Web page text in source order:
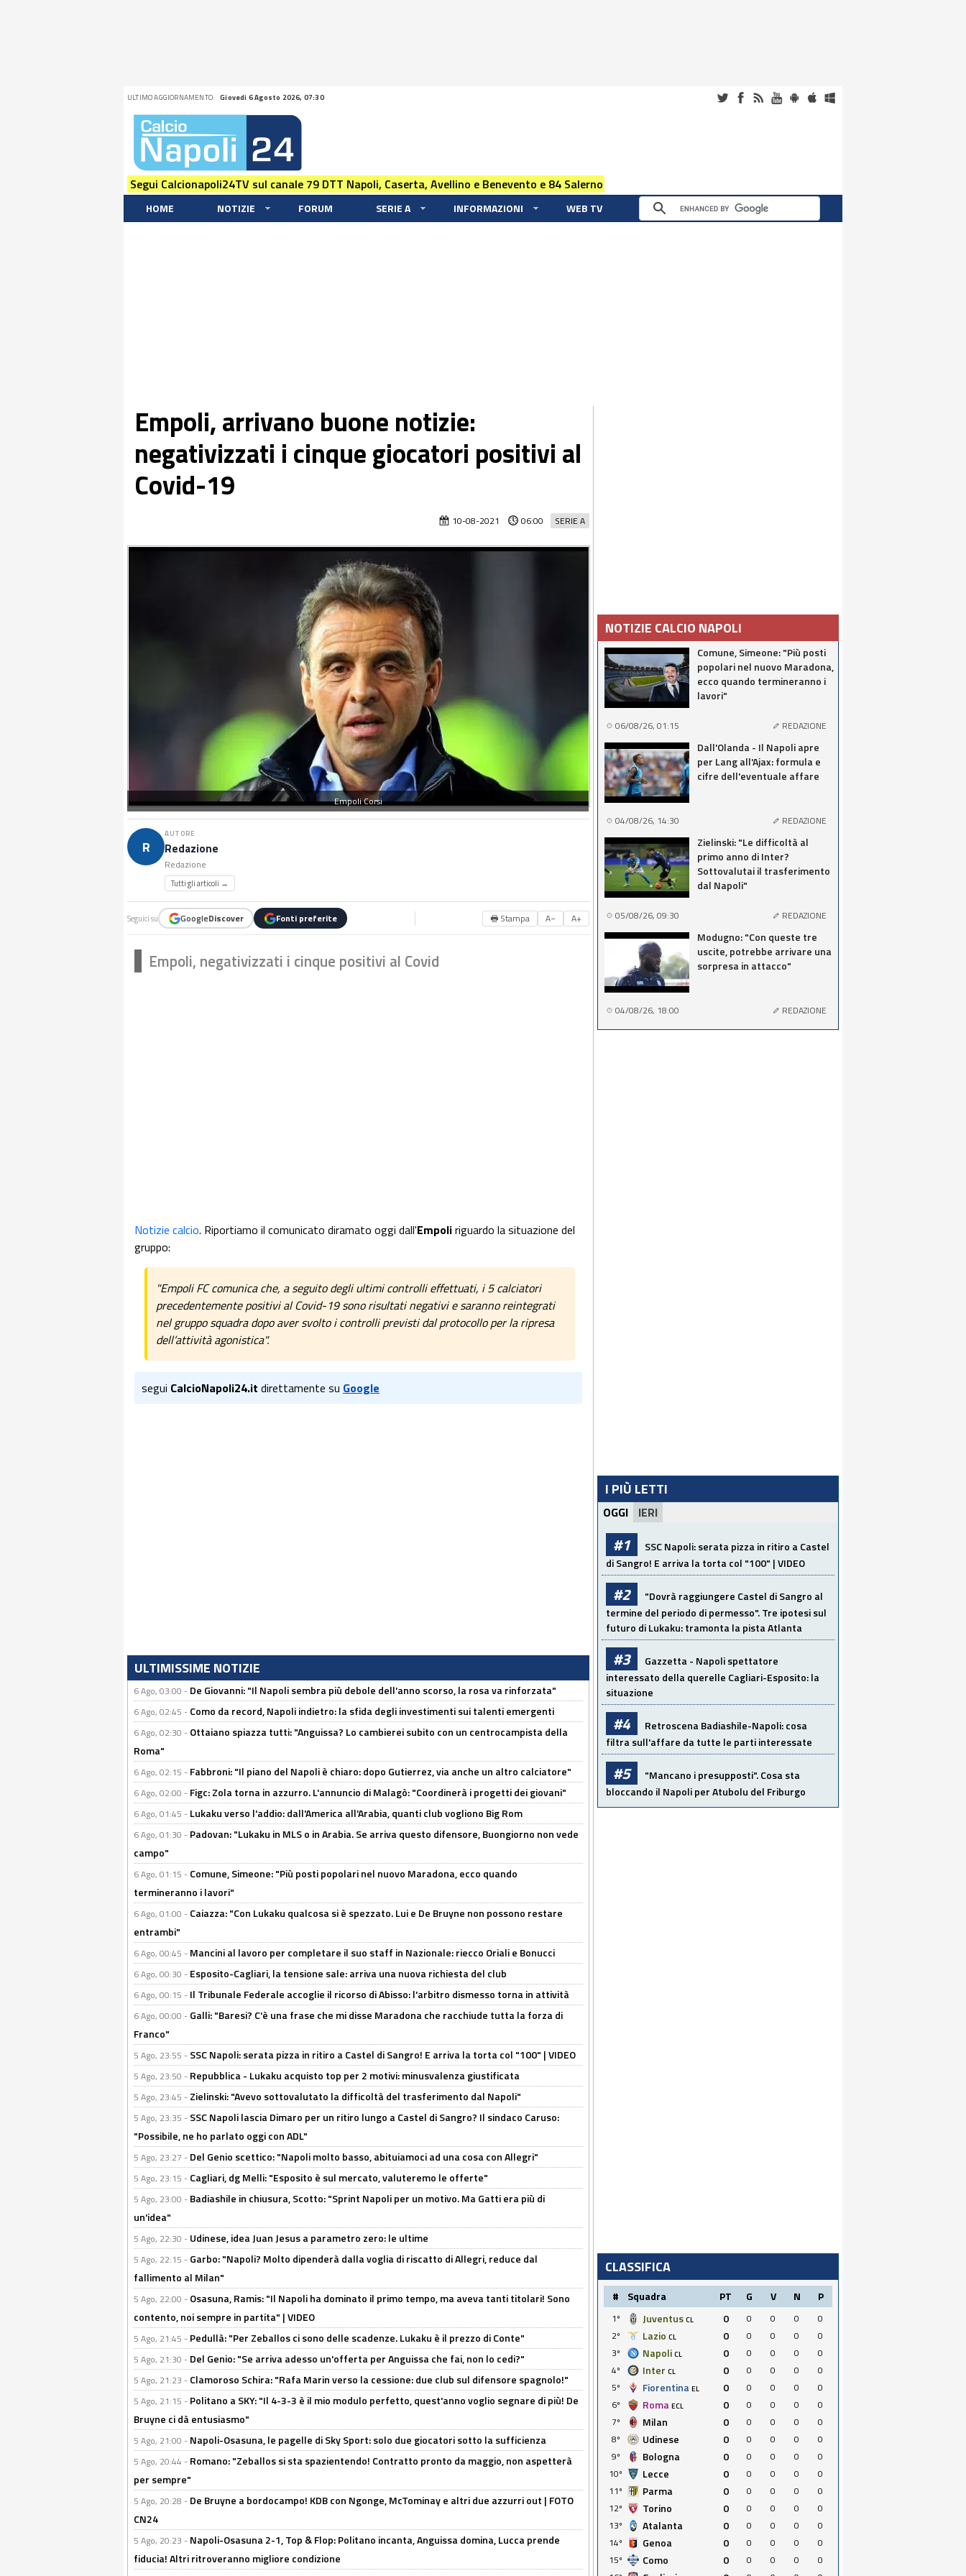
ULTIMO AGGIORNAMENTO: Giovedi 6 Agosto 2026, 07:30
Segui Calcionapoli24TV sul canale 79 DTT Napoli, Caserta, Avellino e Benevento e 84 Salerno
HOME NOTIZIE FORUM SERIE A INFORMAZIONI WEB TV
Empoli, arrivano buone notizie:
negativizzati i cinque giocatori positivi al
Covid-19
SERIE A
10-08-2021 06:00
Empoli Corsi
R
AUTORE
Redazione
Redazione
Tutti gli articoli →
Seguici su GoogleDiscover Fonti preferite 🖶 Stampa A− A+
Empoli, negativizzati i cinque positivi al Covid
Notizie calcio. Riportiamo il comunicato diramato oggi dall'Empoliriguardo la situazione del
gruppo:
"Empoli FC comunica che, a seguito degli ultimi controlli effettuati, i 5 calciatori
precedentemente positivi al Covid-19 sono risultati negativi e saranno reintegrati
nel gruppo squadra dopo aver svolto i controlli previsti dal protocollo per la ripresa
dell’attività agonistica".
segui CalcioNapoli24.it direttamente su Google
ULTIMISSIME NOTIZIE
6 Ago, 03:00 - De Giovanni: "Il Napoli sembra più debole dell'anno scorso, la rosa va rinforzata"
6 Ago, 02:45 - Como da record, Napoli indietro: la sfida degli investimenti sui talenti emergenti
6 Ago, 02:30 - Ottaiano spiazza tutti: "Anguissa? Lo cambierei subito con un centrocampista della
Roma"
6 Ago, 02:15 - Fabbroni: "Il piano del Napoli è chiaro: dopo Gutierrez, via anche un altro calciatore"
6 Ago, 02:00 - Figc: Zola torna in azzurro. L'annuncio di Malagò: "Coordinerà i progetti dei giovani"
6 Ago, 01:45 - Lukaku verso l'addio: dall'America all'Arabia, quanti club vogliono Big Rom
6 Ago, 01:30 - Padovan: "Lukaku in MLS o in Arabia. Se arriva questo difensore, Buongiorno non vede
campo"
6 Ago, 01:15 - Comune, Simeone: "Più posti popolari nel nuovo Maradona, ecco quando
termineranno i lavori"
6 Ago, 01:00 - Caiazza: "Con Lukaku qualcosa si è spezzato. Lui e De Bruyne non possono restare
entrambi"
6 Ago, 00:45 - Mancini al lavoro per completare il suo staff in Nazionale: riecco Oriali e Bonucci
6 Ago, 00:30 - Esposito-Cagliari, la tensione sale: arriva una nuova richiesta del club
6 Ago, 00:15 - Il Tribunale Federale accoglie il ricorso di Abisso: l'arbitro dismesso torna in attività
6 Ago, 00:00 - Galli: "Baresi? C'è una frase che mi disse Maradona che racchiude tutta la forza di
Franco"
5 Ago, 23:55 - SSC Napoli: serata pizza in ritiro a Castel di Sangro! E arriva la torta col "100" | VIDEO
5 Ago, 23:50 - Repubblica - Lukaku acquisto top per 2 motivi: minusvalenza giustificata
5 Ago, 23:45 - Zielinski: "Avevo sottovalutato la difficoltà del trasferimento dal Napoli"
5 Ago, 23:35 - SSC Napoli lascia Dimaro per un ritiro lungo a Castel di Sangro? Il sindaco Caruso:
"Possibile, ne ho parlato oggi con ADL"
5 Ago, 23:27 - Del Genio scettico: "Napoli molto basso, abituiamoci ad una cosa con Allegri"
5 Ago, 23:15 - Cagliari, dg Melli: "Esposito è sul mercato, valuteremo le offerte"
5 Ago, 23:00 - Badiashile in chiusura, Scotto: "Sprint Napoli per un motivo. Ma Gatti era più di
un'idea"
5 Ago, 22:30 - Udinese, idea Juan Jesus a parametro zero: le ultime
5 Ago, 22:15 - Garbo: "Napoli? Molto dipenderà dalla voglia di riscatto di Allegri, reduce dal
fallimento al Milan"
5 Ago, 22:00 - Osasuna, Ramis: "Il Napoli ha dominato il primo tempo, ma aveva tanti titolari! Sono
contento, noi sempre in partita" | VIDEO
5 Ago, 21:45 - Pedullà: "Per Zeballos ci sono delle scadenze. Lukaku è il prezzo di Conte"
5 Ago, 21:30 - Del Genio: "Se arriva adesso un'offerta per Anguissa che fai, non lo cedi?"
5 Ago, 21:23 - Clamoroso Schira: "Rafa Marin verso la cessione: due club sul difensore spagnolo!"
5 Ago, 21:15 - Politano a SKY: "Il 4-3-3 è il mio modulo perfetto, quest'anno voglio segnare di più! De
Bruyne ci dà entusiasmo"
5 Ago, 21:00 - Napoli-Osasuna, le pagelle di Sky Sport: solo due giocatori sotto la sufficienza
5 Ago, 20:44 - Romano: "Zeballos si sta spazientendo! Contratto pronto da maggio, non aspetterà
per sempre"
5 Ago, 20:28 - De Bruyne a bordocampo! KDB con Ngonge, McTominay e altri due azzurri out | FOTO
CN24
5 Ago, 20:23 - Napoli-Osasuna 2-1, Top & Flop: Politano incanta, Anguissa domina, Lucca prende
fiducia! Altri ritroveranno migliore condizione
NOTIZIE CALCIO NAPOLI
Comune, Simeone: "Più posti
popolari nel nuovo Maradona,
ecco quando termineranno i
lavori"
06/08/26, 01:15 REDAZIONE
Dall'Olanda - Il Napoli apre
per Lang all'Ajax: formula e
cifre dell'eventuale affare
04/08/26, 14:30 REDAZIONE
Zielinski: "Le difficoltà al
primo anno di Inter?
Sottovalutai il trasferimento
dal Napoli"
05/08/26, 09:30 REDAZIONE
Modugno: "Con queste tre
uscite, potrebbe arrivare una
sorpresa in attacco"
04/08/26, 18:00 REDAZIONE
I PIÙ LETTI
OGGI IERI
#1
SSC Napoli: serata pizza in ritiro a Castel
di Sangro! E arriva la torta col "100" | VIDEO
#2
"Dovrà raggiungere Castel di Sangro al
termine del periodo di permesso". Tre ipotesi sul
futuro di Lukaku: tramonta la pista Atlanta
#3
Gazzetta - Napoli spettatore
interessato della querelle Cagliari-Esposito: la
situazione
#4
Retroscena Badiashile-Napoli: cosa
filtra sull'affare da tutte le parti interessate
#5
"Mancano i presupposti". Cosa sta
bloccando il Napoli per Atubolu del Friburgo
CLASSIFICA
# Squadra PT G V N P
1º Juventus CL 0 0 0 0
0
2º
Lazio CL 0 0 0 0
0
3º
Napoli CL 0 0 0 0
0
4º
Inter CL 0 0 0 0
0
5º
Fiorentina EL 0 0 0 0
0
6º
Roma ECL 0 0 0 0
0
7º
Milan 0 0 0 0
0
8º
Udinese 0 0 0 0
0
9º
Bologna 0 0 0 0
0
10º
Lecce 0 0 0 0
0
11º
Parma 0 0 0 0
0
12º
Torino 0 0 0 0
0
13º
Atalanta 0 0 0 0
0
14º
Genoa 0 0 0 0
0
15º
Como 0 0 0 0
0